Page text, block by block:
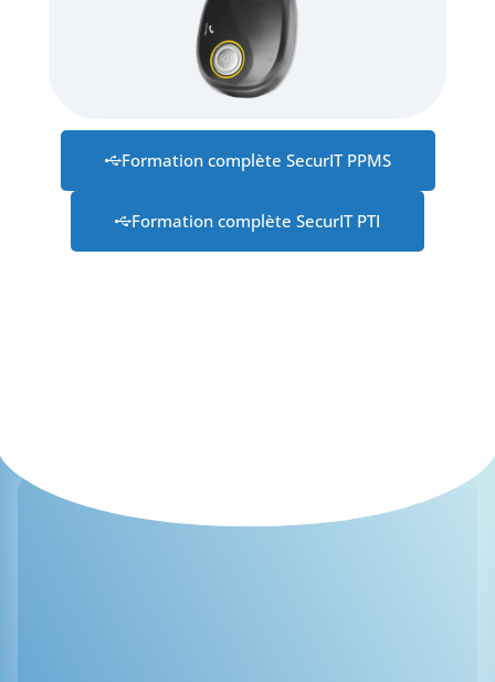
Formation complète SecurIT PPMS
Formation complète SecurIT PTI